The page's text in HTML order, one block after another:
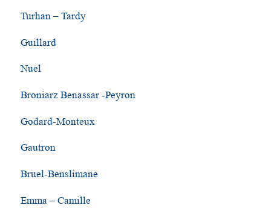
Turhan – Tardy
Guillard
Nuel
Broniarz Benassar -Peyron
Godard-Monteux
Gautron
Bruel-Benslimane
Emma – Camille